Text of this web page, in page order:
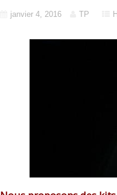
janvier 4, 2016 TP